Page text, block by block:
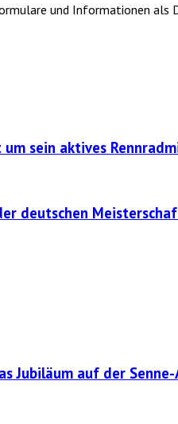
und Informationen als
sein aktives
deutschen
Jubiläum auf der